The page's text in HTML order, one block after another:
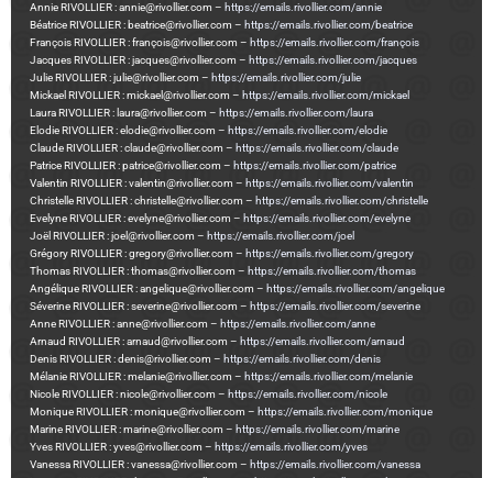
Annie RIVOLLIER : annie@rivollier.com – https://emails.rivollier.com/annie
Béatrice RIVOLLIER : beatrice@rivollier.com – https://emails.rivollier.com/beatrice
François RIVOLLIER : françois@rivollier.com – https://emails.rivollier.com/françois
Jacques RIVOLLIER : jacques@rivollier.com – https://emails.rivollier.com/jacques
Julie RIVOLLIER : julie@rivollier.com – https://emails.rivollier.com/julie
Mickael RIVOLLIER : mickael@rivollier.com – https://emails.rivollier.com/mickael
Laura RIVOLLIER : laura@rivollier.com – https://emails.rivollier.com/laura
Elodie RIVOLLIER : elodie@rivollier.com – https://emails.rivollier.com/elodie
Claude RIVOLLIER : claude@rivollier.com – https://emails.rivollier.com/claude
Patrice RIVOLLIER : patrice@rivollier.com – https://emails.rivollier.com/patrice
Valentin RIVOLLIER : valentin@rivollier.com – https://emails.rivollier.com/valentin
Christelle RIVOLLIER : christelle@rivollier.com – https://emails.rivollier.com/christelle
Evelyne RIVOLLIER : evelyne@rivollier.com – https://emails.rivollier.com/evelyne
Joël RIVOLLIER : joel@rivollier.com – https://emails.rivollier.com/joel
Grégory RIVOLLIER : gregory@rivollier.com – https://emails.rivollier.com/gregory
Thomas RIVOLLIER : thomas@rivollier.com – https://emails.rivollier.com/thomas
Angélique RIVOLLIER : angelique@rivollier.com – https://emails.rivollier.com/angelique
Séverine RIVOLLIER : severine@rivollier.com – https://emails.rivollier.com/severine
Anne RIVOLLIER : anne@rivollier.com – https://emails.rivollier.com/anne
Arnaud RIVOLLIER : arnaud@rivollier.com – https://emails.rivollier.com/arnaud
Denis RIVOLLIER : denis@rivollier.com – https://emails.rivollier.com/denis
Mélanie RIVOLLIER : melanie@rivollier.com – https://emails.rivollier.com/melanie
Nicole RIVOLLIER : nicole@rivollier.com – https://emails.rivollier.com/nicole
Monique RIVOLLIER : monique@rivollier.com – https://emails.rivollier.com/monique
Marine RIVOLLIER : marine@rivollier.com – https://emails.rivollier.com/marine
Yves RIVOLLIER : yves@rivollier.com – https://emails.rivollier.com/yves
Vanessa RIVOLLIER : vanessa@rivollier.com – https://emails.rivollier.com/vanessa